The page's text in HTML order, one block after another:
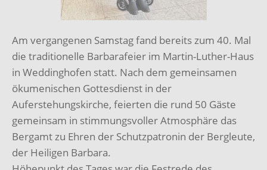
Am vergangenen Samstag fand bereits zum 40. Mal
die traditionelle Barbarafeier im Martin-Luther-Haus
in Weddinghofen statt. Nach dem gemeinsamen
ökumenischen Gottesdienst in der
Auferstehungskirche, feierten die rund 50 Gäste
gemeinsam in stimmungsvoller Atmosphäre das
Bergamt zu Ehren der Schutzpatronin der Bergleute,
der Heiligen Barbara.